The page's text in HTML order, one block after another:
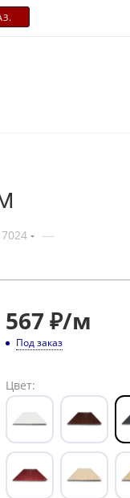
7024 —
567 ₽/м
Под заказ
Цвет: